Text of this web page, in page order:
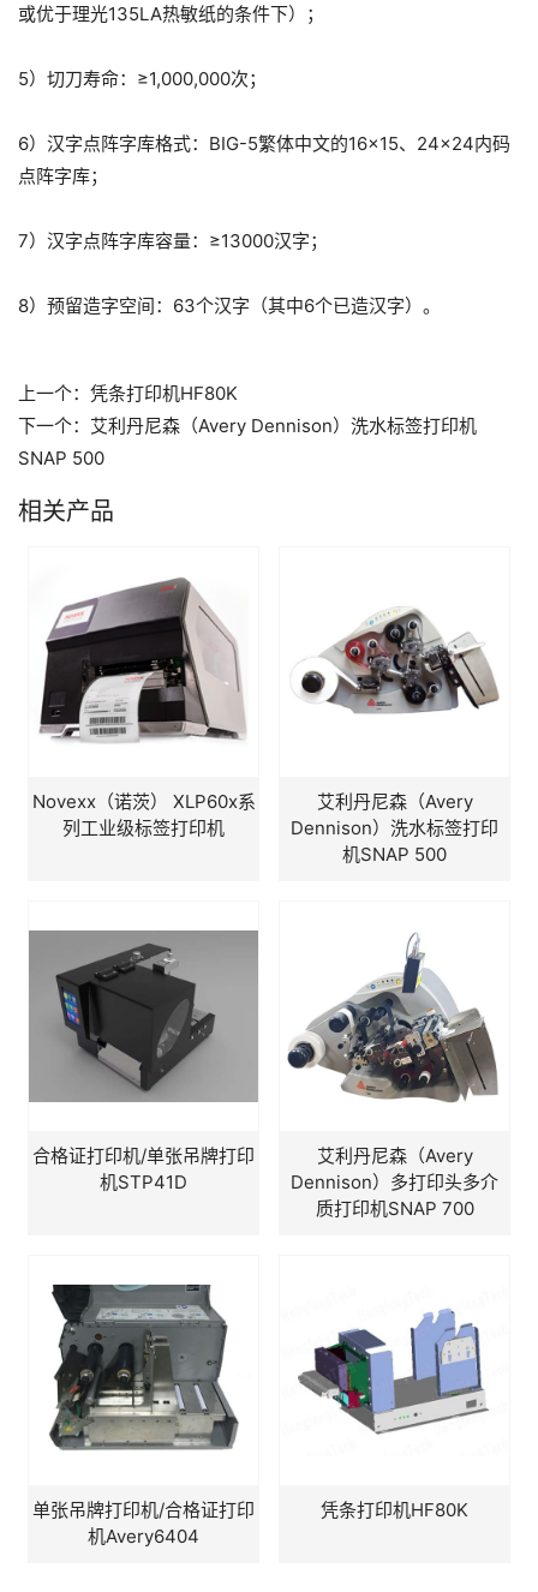
或优于理光135LA热敏纸的条件下）；
5）切刀寿命：≥1,000,000次；
6）汉字点阵字库格式：BIG-5繁体中文的16×15、24×24内码
点阵字库；
7）汉字点阵字库容量：≥13000汉字；
8）预留造字空间：63个汉字（其中6个已造汉字）。
上一个： 凭条打印机HF80K
下一个： 艾利丹尼森（Avery Dennison）洗水标签打印机
SNAP 500
相关产品
Novexx（诺茨） XLP60x系
列工业级标签打印机
艾利丹尼森（Avery
Dennison）洗水标签打印
机SNAP 500
合格证打印机/单张吊牌打印
机STP41D
艾利丹尼森（Avery
Dennison）多打印头多介
质打印机SNAP 700
单张吊牌打印机/合格证打印
机Avery6404
凭条打印机HF80K